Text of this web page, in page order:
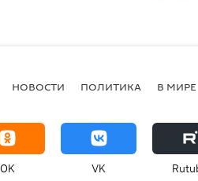
НОВОСТИ ПОЛИТИКА В МИРЕ
OK VK